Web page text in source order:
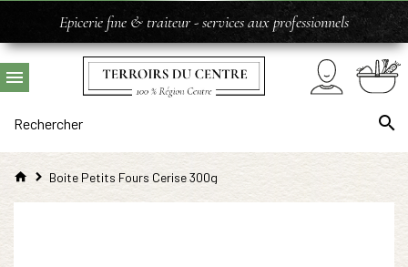
Epicerie fine & traiteur - services aux professionnels
Boite Petits Fours Cerise 300g